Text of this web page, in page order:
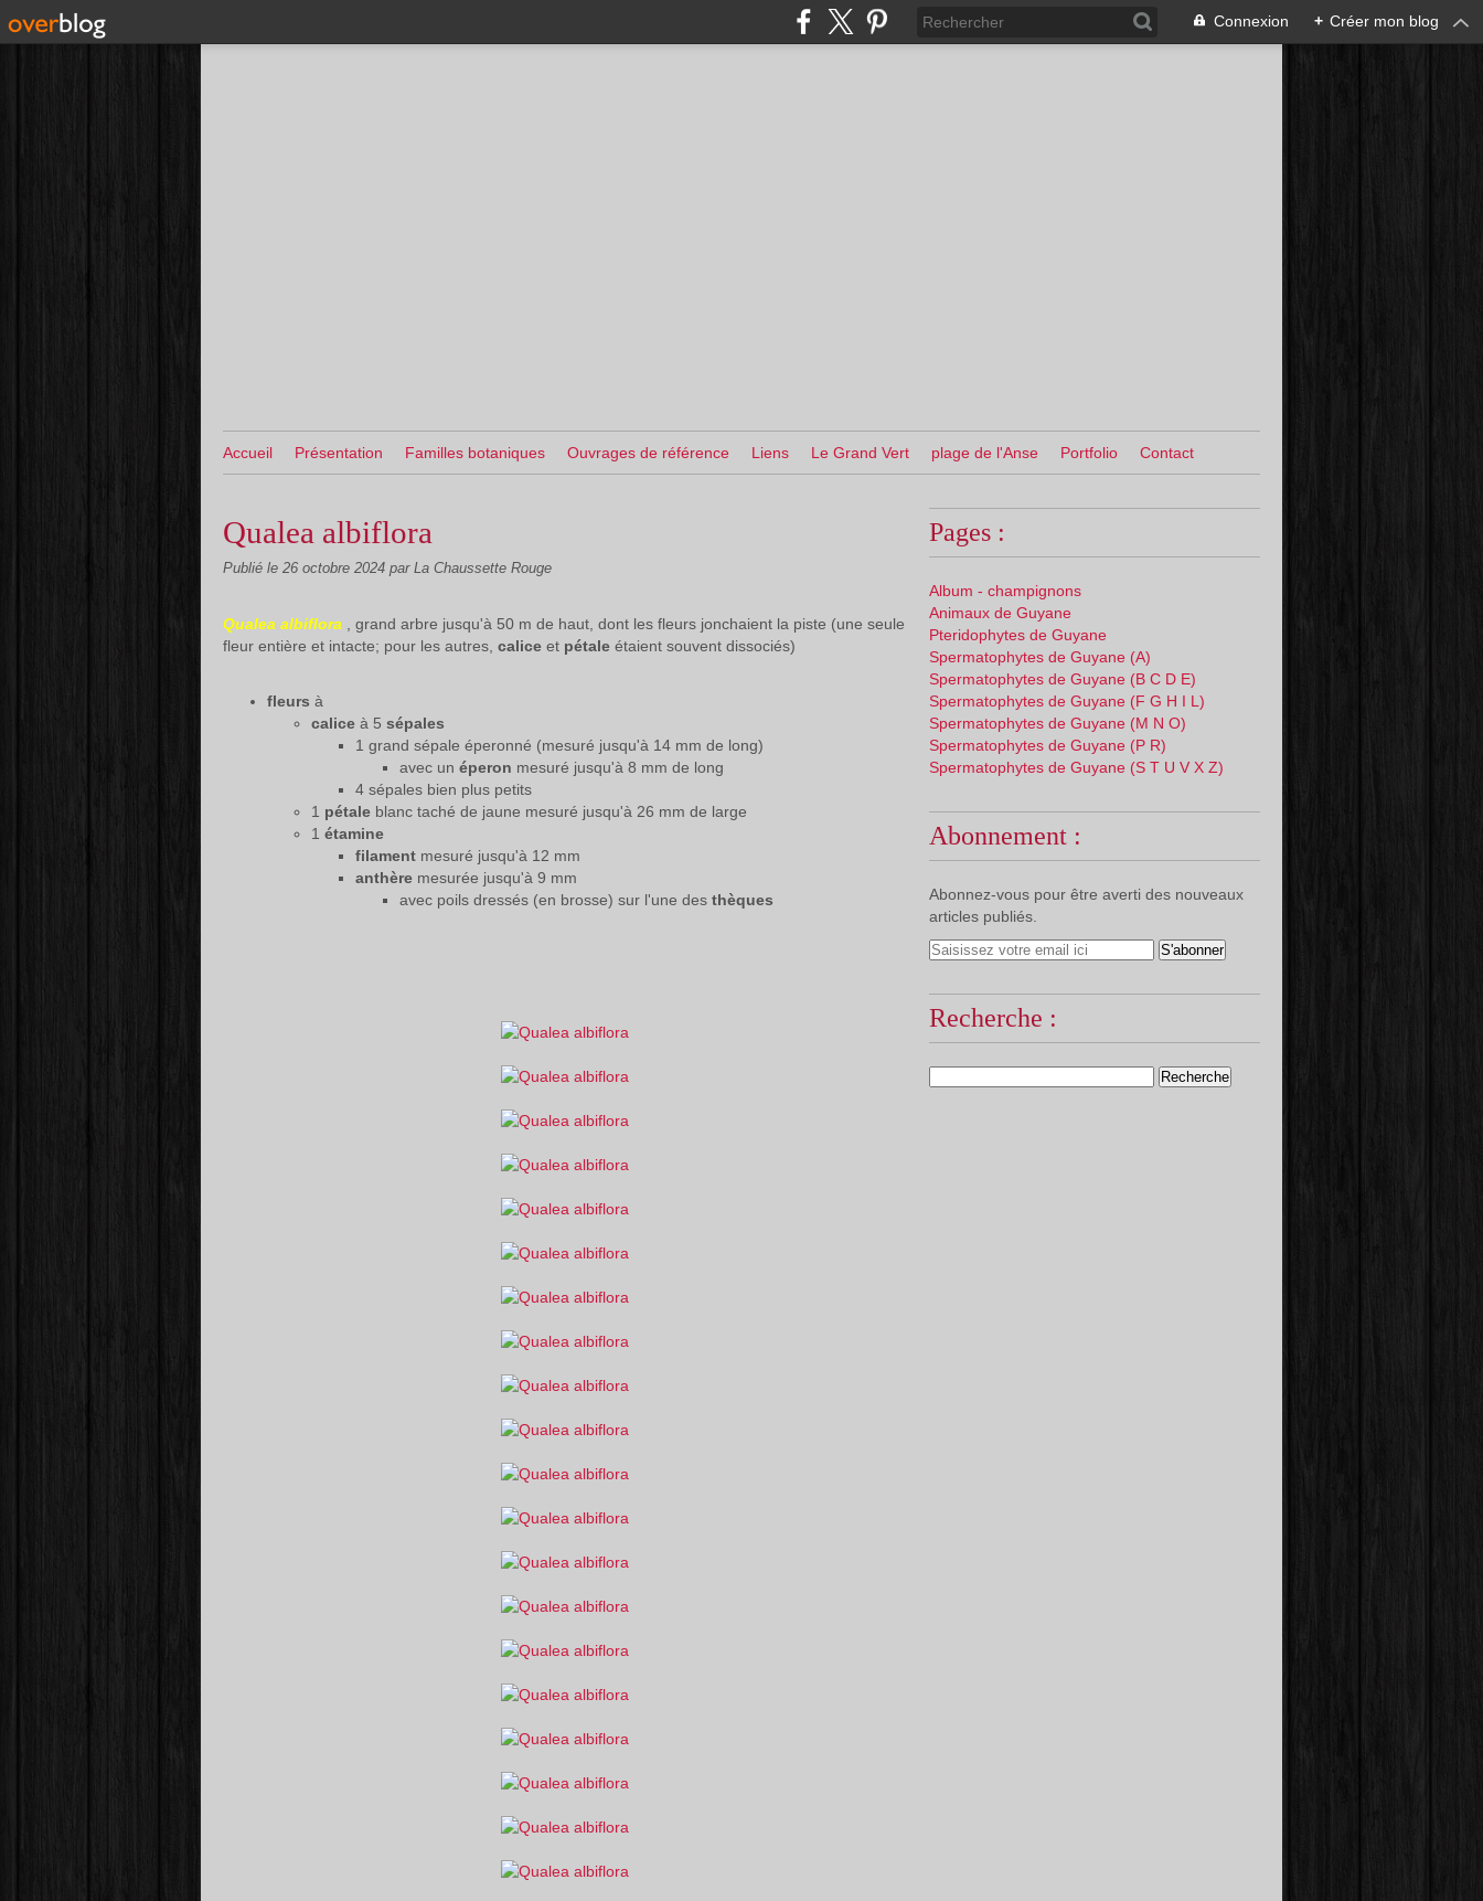
Connexion + Créer mon blog
Accueil Présentation Familles botaniques Ouvrages de référence Liens Le Grand Vert plage de l'Anse Portfolio Contact
Qualea albiflora
Publié le 26 octobre 2024 par La Chaussette Rouge
Qualea albiflora , grand arbre jusqu'à 50 m de haut, dont les fleurs jonchaient la piste (une seule
fleur entière et intacte; pour les autres, calice et pétale étaient souvent dissociés)
fleurs à
calice à 5 sépales
1 grand sépale éperonné (mesuré jusqu'à 14 mm de long)
avec un éperon mesuré jusqu'à 8 mm de long
4 sépales bien plus petits
1 pétale blanc taché de jaune mesuré jusqu'à 26 mm de large
1 étamine
filament mesuré jusqu'à 12 mm
anthère mesurée jusqu'à 9 mm
avec poils dressés (en brosse) sur l'une des thèques
Pages :
Album - champignons
Animaux de Guyane
Pteridophytes de Guyane
Spermatophytes de Guyane (A)
Spermatophytes de Guyane (B C D E)
Spermatophytes de Guyane (F G H I L)
Spermatophytes de Guyane (M N O)
Spermatophytes de Guyane (P R)
Spermatophytes de Guyane (S T U V X Z)
Abonnement :
Abonnez-vous pour être averti des nouveaux
articles publiés.
Recherche :